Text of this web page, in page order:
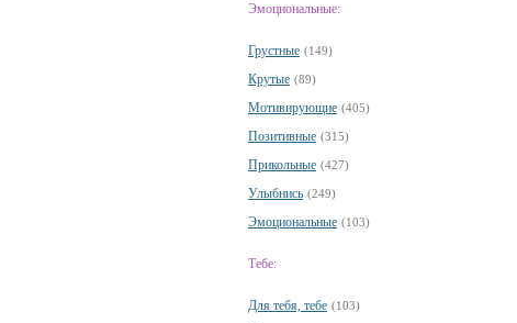
Эмоциональные:
Грустные (149)
Крутые (89)
Мотивирующие (405)
Позитивные (315)
Прикольные (427)
Улыбнись (249)
Эмоциональные (103)
Тебе:
Для тебя, тебе (103)